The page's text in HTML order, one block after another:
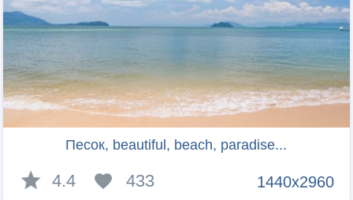
Песок, beautiful, beach, paradise...
1440x2960
4.4 433